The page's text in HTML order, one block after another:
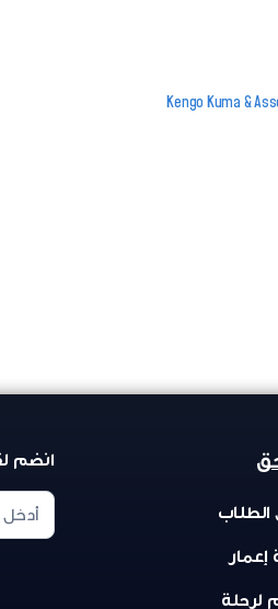
Kengo Kuma &
الطلاب
إعمار
لرحلة
انضم